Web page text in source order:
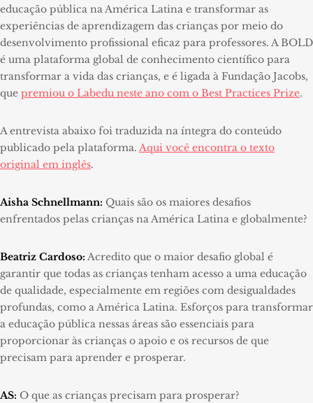
educação pública na América Latina e transformar as
experiências de aprendizagem das crianças por meio do
desenvolvimento profissional eficaz para professores. A BOLD
é uma plataforma global de conhecimento científico para
transformar a vida das crianças, e é ligada à Fundação Jacobs,
que premiou o Labedu neste ano com o Best Practices Prize.
A entrevista abaixo foi traduzida na íntegra do conteúdo
publicado pela plataforma. Aqui você encontra o texto
original em inglês.
Aisha Schnellmann: Quais são os maiores desafios
enfrentados pelas crianças na América Latina e globalmente?
Beatriz Cardoso: Acredito que o maior desafio global é
garantir que todas as crianças tenham acesso a uma educação
de qualidade, especialmente em regiões com desigualdades
profundas, como a América Latina. Esforços para transformar
a educação pública nessas áreas são essenciais para
proporcionar às crianças o apoio e os recursos de que
precisam para aprender e prosperar.
AS: O que as crianças precisam para prosperar?